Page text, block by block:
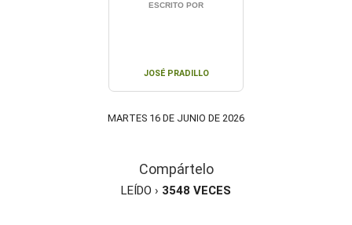
ESCRITO POR
JOSÉ PRADILLO
MARTES 16 DE JUNIO DE 2026
Compártelo
LEÍDO › 3548 VECES